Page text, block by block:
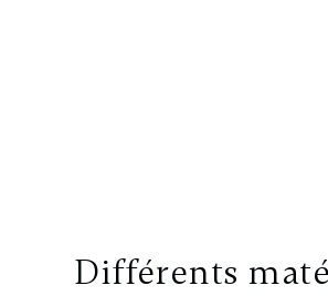
Différents